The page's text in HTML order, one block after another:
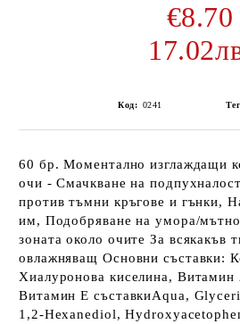
€8.70
Код: 0241
60 бр. Моментално изглаждащи
очи - Смачкване на
против тъмни кръгове и гънки,
им, Подобряване на умора/
зоната около очите За всякакъв
овлажняващ Основни съставки:
Хиалуронова киселина,
Витамин Е съставкиAqua,
1,2-Hexanediol,